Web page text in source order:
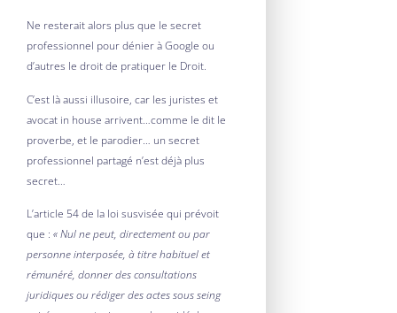
Ne resterait alors plus que le secret
professionnel pour dénier à Google ou
d’autres le droit de pratiquer le Droit.
C’est là aussi illusoire, car les juristes et
avocat in house arrivent…comme le dit le
proverbe, et le parodier… un secret
professionnel partagé n’est déjà plus
secret…
L’article 54 de la loi susvisée qui prévoit
que : « Nul ne peut, directement ou par
personne interposée, à titre habituel et
rémunéré, donner des consultations
juridiques ou rédiger des actes sous seing